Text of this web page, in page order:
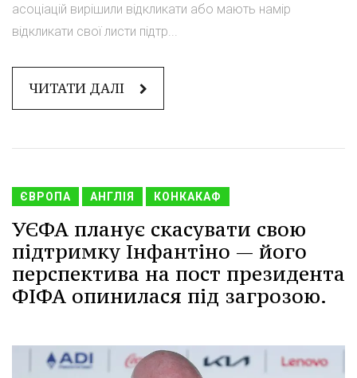
асоціацій вирішили відкликати або мають намір
відкликати свої листи підтр...
ЧИТАТИ ДАЛІ
ЄВРОПА АНГЛІЯ КОНКАКАФ
УЄФА планує скасувати свою
підтримку Інфантіно — його
перспектива на пост президента
ФІФА опинилася під загрозою.